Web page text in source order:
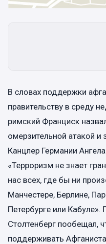
В словах поддержки
правительству в среду
римский Франциск
омерзительной атакой и
Канцлер Германии
«Терроризм не знает
нас всех, где бы ни
Манчестере, Берлине,
Петербурге или
Столтенберг пообещал,
поддерживать